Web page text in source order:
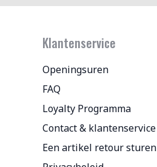
Klantenservice
Openingsuren
FAQ
Loyalty Programma
Contact & klantenservice
Een artikel retour sturen